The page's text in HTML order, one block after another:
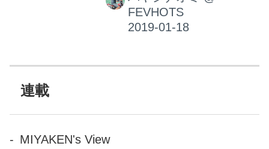
アスリートです。これまでに
プロモトクロス、スーパーモ
ルやスタジアムスーパートラ
のは、ほとんど世には知られ
FEVHOTS
連載
MIYAKEN's View